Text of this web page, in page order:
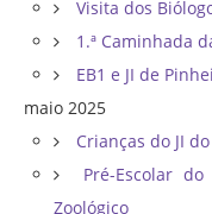
Visita dos
1.ª Caminhada
EB1 e JI de
maio 2025
Crianças do JI
Pré-Escolar
Zoológico